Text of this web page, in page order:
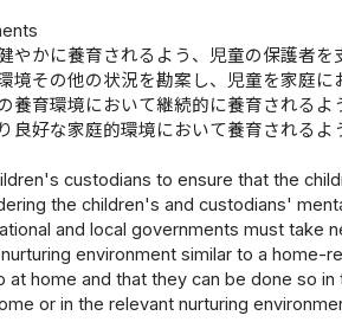
やかに養育されるよう、児童の保護者
その他の状況を勘案し、児童を家庭に
育環境において継続的に養育される
好な家庭的環境において養育される
custodians to ensure that the
the children's and custodians'
and local governments must take
environment similar to a home-
home and that they can be done so
or in the relevant nurturing